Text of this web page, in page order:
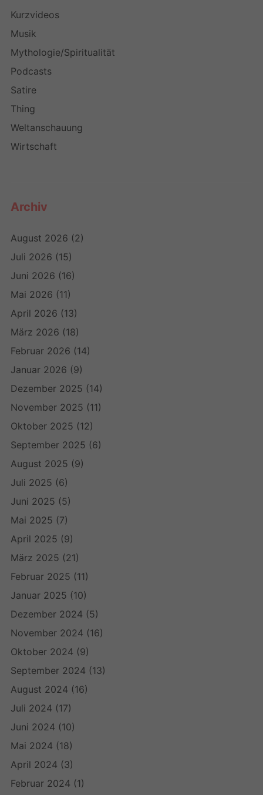
Kurzvideos
Musik
Mythologie/Spiritualität
Podcasts
Satire
Thing
Weltanschauung
Wirtschaft
Archiv
August 2026 (2)
Juli 2026 (15)
Juni 2026 (16)
Mai 2026 (11)
April 2026 (13)
März 2026 (18)
Februar 2026 (14)
Januar 2026 (9)
Dezember 2025 (14)
November 2025 (11)
Oktober 2025 (12)
September 2025 (6)
August 2025 (9)
Juli 2025 (6)
Juni 2025 (5)
Mai 2025 (7)
April 2025 (9)
März 2025 (21)
Februar 2025 (11)
Januar 2025 (10)
Dezember 2024 (5)
November 2024 (16)
Oktober 2024 (9)
September 2024 (13)
August 2024 (16)
Juli 2024 (17)
Juni 2024 (10)
Mai 2024 (18)
April 2024 (3)
Februar 2024 (1)